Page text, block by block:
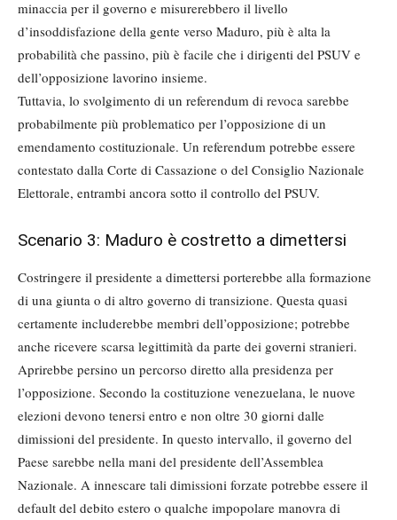
minaccia per il governo e misurerebbero il livello
d’insoddisfazione della gente verso Maduro, più è alta la
probabilità che passino, più è facile che i dirigenti del PSUV e
dell’opposizione lavorino insieme.
Tuttavia, lo svolgimento di un referendum di revoca sarebbe
probabilmente più problematico per l’opposizione di un
emendamento costituzionale. Un referendum potrebbe essere
contestato dalla Corte di Cassazione o del Consiglio Nazionale
Elettorale, entrambi ancora sotto il controllo del PSUV.
Scenario 3: Maduro è costretto a dimettersi
Costringere il presidente a dimettersi porterebbe alla formazione
di una giunta o di altro governo di transizione. Questa quasi
certamente includerebbe membri dell’opposizione; potrebbe
anche ricevere scarsa legittimità da parte dei governi stranieri.
Aprirebbe persino un percorso diretto alla presidenza per
l’opposizione. Secondo la costituzione venezuelana, le nuove
elezioni devono tenersi entro e non oltre 30 giorni dalle
dimissioni del presidente. In questo intervallo, il governo del
Paese sarebbe nella mani del presidente dell’Assemblea
Nazionale. A innescare tali dimissioni forzate potrebbe essere il
default del debito estero o qualche impopolare manovra di